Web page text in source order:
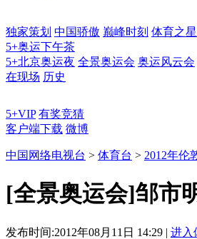
独家策划 中国骄傲 巅峰时刻 体育之星
5+奥运下午茶
5+北京奥运夜 全景奥运会 奥运风云会
在现场 历史
5+VIP 有奖竞猜
客户端下载 微博
中国网络电视台 > 体育台 > 2012年伦
[全景奥运会]邹市
发布时间:2012年08月11日 14:29 | 进入